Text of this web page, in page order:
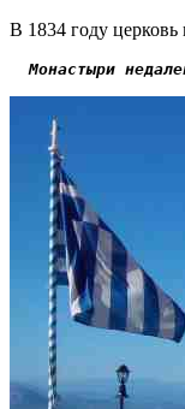
В 1834 году
Монастыри